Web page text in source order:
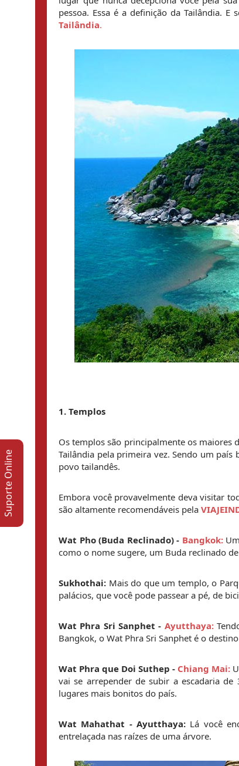
pessoa. Essa é a definição da Tailândia.
Tailândia.
1. Templos
Os templos são principalmente os maiores
Tailândia pela primeira vez. Sendo um
povo tailandês.
Embora você provavelmente deva visitar
são altamente recomendáveis pela
Wat Pho (Buda Reclinado) - Bangkok:
como o nome sugere, um Buda reclinado
Sukhothai: Mais do que um templo, o
palácios, que você pode passear a pé, de
Wat Phra Sri Sanphet - Ayutthaya:
Bangkok, o Wat Phra Sri Sanphet é o
Wat Phra que Doi Suthep - Chiang Mai:
vai se arrepender de subir a escadaria
lugares mais bonitos do país.
Wat Mahathat - Ayutthaya: Lá você
entrelaçada nas raízes de uma árvore.
Suporte Online